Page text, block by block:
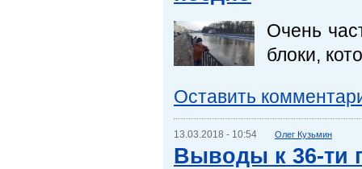
Очень
блоки,
Оставить
13.03.2018 - 10:54 Олег Кузьмин
Выводы к 36-ти